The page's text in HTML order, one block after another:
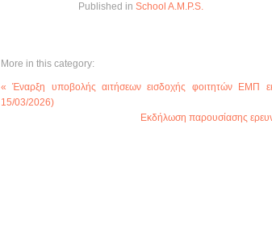
Published in School A.M.P.S.
More in this category:
« Έναρξη υποβολής αιτήσεων εισδοχής φοιτητών ΕΜΠ
15/03/2026)
Εκδήλωση παρουσίασης